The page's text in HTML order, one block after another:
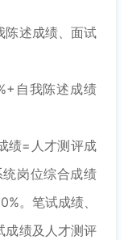
述成绩、面试
自我陈述成绩
=人才测评成
岗位综合成绩
。笔试成绩、
成绩及人才测评